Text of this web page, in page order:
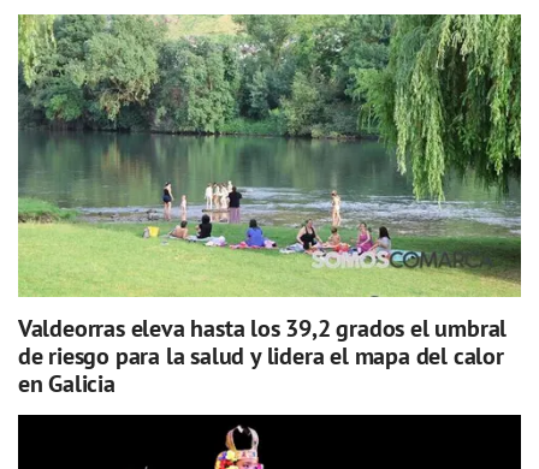
Valdeorras eleva hasta los 39,2 grados el umbral
de riesgo para la salud y lidera el mapa del calor
en Galicia